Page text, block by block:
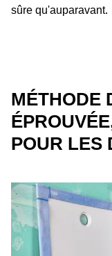
sûre qu'auparavant.
MÉTHODE
POUR LES